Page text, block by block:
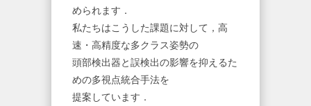
められます．
私たちはこうした課題に対して，高
速・高精度な多クラス姿勢の
頭部検出器と誤検出の影響を抑えるた
めの多視点統合手法を
提案しています．